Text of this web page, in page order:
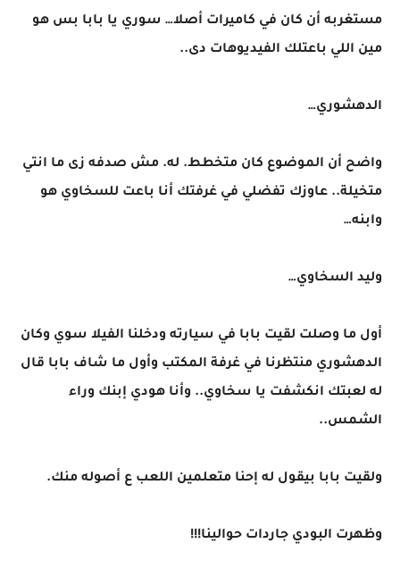
مستغربه أن كان في كاميرات أصلا… سوري يا بابا بس هو
مين اللي باعتلك الفيديوهات دى..
الدهشوري…
واضح أن الموضوع كان متخطط. له. مش صدفه زى ما انتي
متخيلة.. عاوزك تفضلي في غرفتك أنا باعت للسخاوي هو
وابنه…
وليد السخاوي…
أول ما وصلت لقيت بابا في سيارته ودخلنا الفيلا سوي وكان
الدهشوري منتظرنا في غرفة المكتب وأول ما شاف بابا قال
له لعبتك انكشفت يا سخاوي.. وأنا هودي إبنك وراء
الشمس..
ولقيت بابا بيقول له إحنا متعلمين اللعب ع أصوله منك.
وظهرت البودي جاردات حوالينا!!!